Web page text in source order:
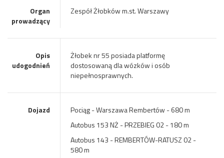
Organ
prowadzący
Zespół Żłobków m.st. Warszawy
Opis
udogodnień
Żłobek nr 55 posiada platformę
dostosowaną dla wózków i osób
niepełnosprawnych.
Dojazd
Pociąg - Warszawa Rembertów - 680 m
Autobus 153 NŻ - PRZEBIEG 02 - 180 m
Autobus 143 - REMBERTÓW-RATUSZ 02 -
580 m